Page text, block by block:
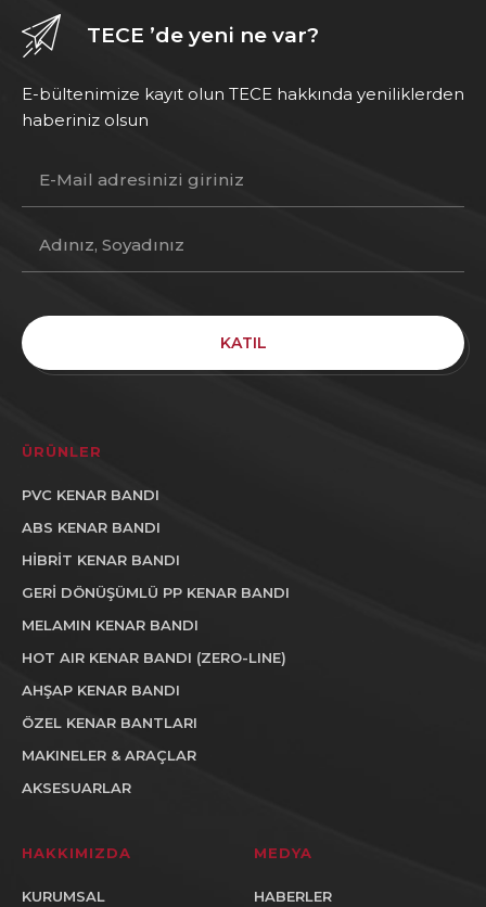
TECE ’de yeni ne var?
E-bültenimize kayıt olun TECE hakkında yeniliklerden
haberiniz olsun
KATIL
ÜRÜNLER
PVC KENAR BANDI
ABS KENAR BANDI
HİBRİT KENAR BANDI
GERİ DÖNÜŞÜMLÜ PP KENAR BANDI
MELAMIN KENAR BANDI
HOT AIR KENAR BANDI (ZERO-LINE)
AHŞAP KENAR BANDI
ÖZEL KENAR BANTLARI
MAKINELER & ARAÇLAR
AKSESUARLAR
HAKKIMIZDA
KURUMSAL
MEDYA
HABERLER